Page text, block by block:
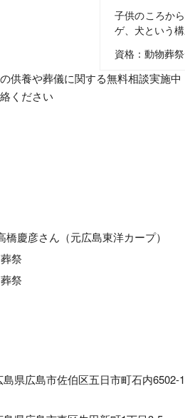
子供のころか
ゲ、犬という構
資格：動物葬
供養や葬儀に関する無料相談実施中
ください
島県広島市佐伯区五日市町石内6502-1